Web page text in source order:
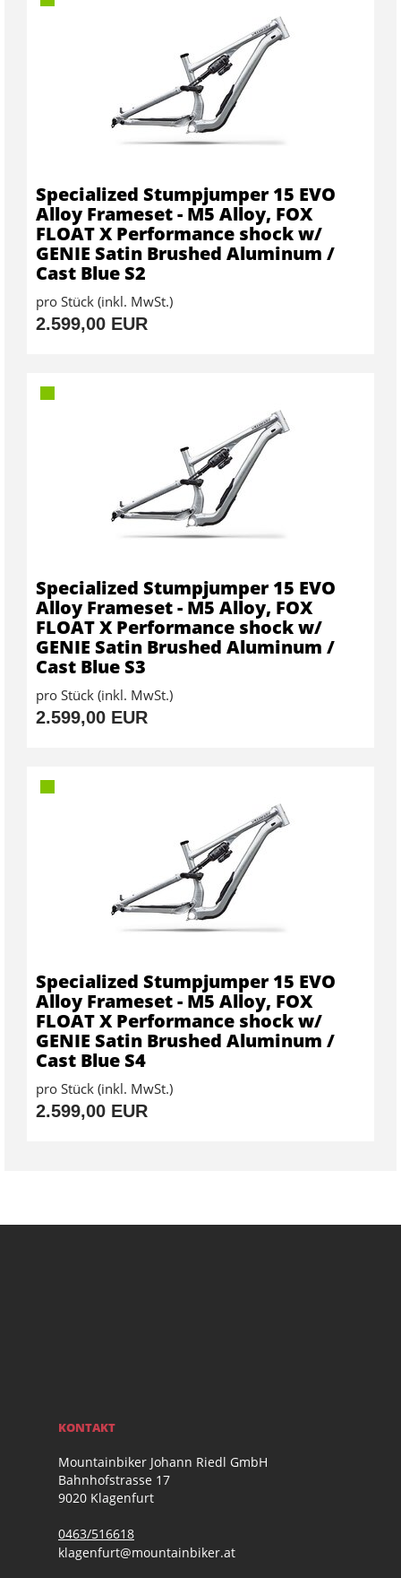
Specialized Stumpjumper 15 EVO
Alloy Frameset - M5 Alloy, FOX
FLOAT X Performance shock w/
GENIE Satin Brushed Aluminum /
Cast Blue S2
pro Stück (inkl. MwSt.)
2.599,00 EUR
Specialized Stumpjumper 15 EVO
Alloy Frameset - M5 Alloy, FOX
FLOAT X Performance shock w/
GENIE Satin Brushed Aluminum /
Cast Blue S3
pro Stück (inkl. MwSt.)
2.599,00 EUR
Specialized Stumpjumper 15 EVO
Alloy Frameset - M5 Alloy, FOX
FLOAT X Performance shock w/
GENIE Satin Brushed Aluminum /
Cast Blue S4
pro Stück (inkl. MwSt.)
2.599,00 EUR
KONTAKT
Mountainbiker Johann Riedl GmbH
Bahnhofstrasse 17
9020 Klagenfurt
0463/516618
klagenfurt@mountainbiker.at